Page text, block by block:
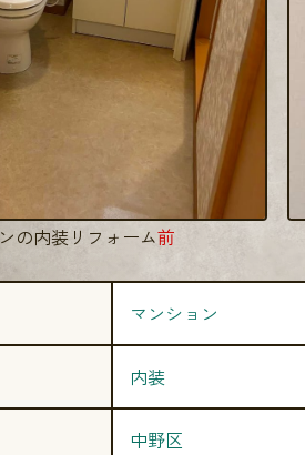
の内装リフォーム前
マンション
内装
中野区